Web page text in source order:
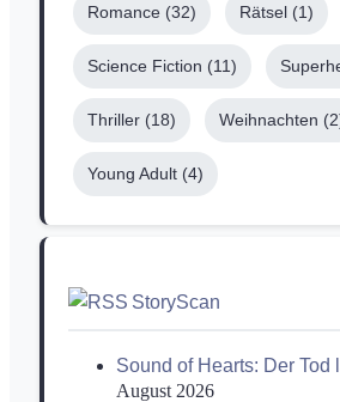
Romance (32) Rätsel (1)
Science Fiction (11)
Thriller (18) Weihnachten
Young Adult (4)
StoryScan
Sound of Hearts: Der Tod
August 2026